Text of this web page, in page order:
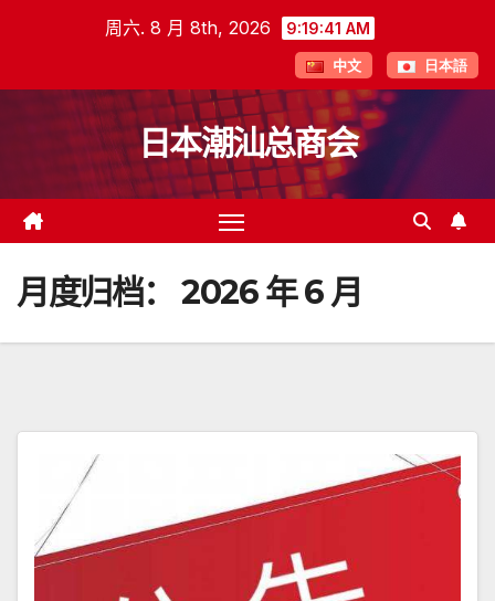
周六. 8 月 8th, 2026 9:19:41 AM
中文 日本語
日本潮汕总商会
月度归档： 2026 年 6 月